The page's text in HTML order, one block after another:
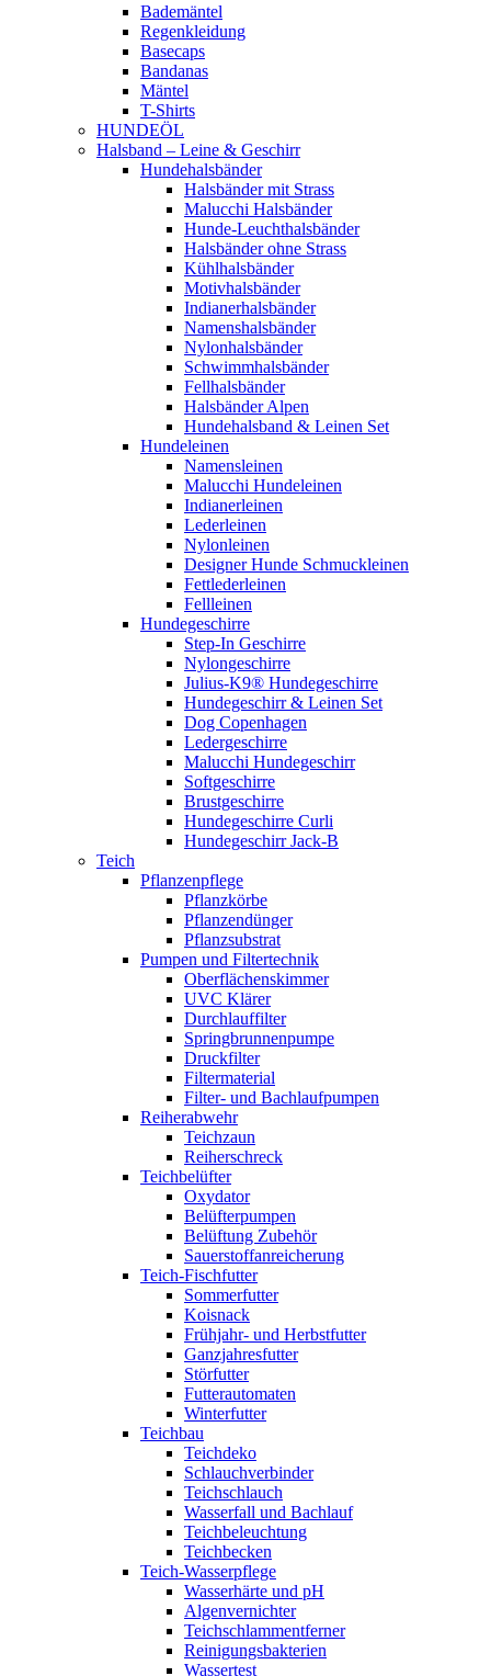
Bademäntel
Regenkleidung
Basecaps
Bandanas
Mäntel
T-Shirts
HUNDEÖL
Halsband – Leine & Geschirr
Hundehalsbänder
Halsbänder mit Strass
Malucchi Halsbänder
Hunde-Leuchthalsbänder
Halsbänder ohne Strass
Kühlhalsbänder
Motivhalsbänder
Indianerhalsbänder
Namenshalsbänder
Nylonhalsbänder
Schwimmhalsbänder
Fellhalsbänder
Halsbänder Alpen
Hundehalsband & Leinen Set
Hundeleinen
Namensleinen
Malucchi Hundeleinen
Indianerleinen
Lederleinen
Nylonleinen
Designer Hunde Schmuckleinen
Fettlederleinen
Fellleinen
Hundegeschirre
Step-In Geschirre
Nylongeschirre
Julius-K9® Hundegeschirre
Hundegeschirr & Leinen Set
Dog Copenhagen
Ledergeschirre
Malucchi Hundegeschirr
Softgeschirre
Brustgeschirre
Hundegeschirre Curli
Hundegeschirr Jack-B
Teich
Pflanzenpflege
Pflanzkörbe
Pflanzendünger
Pflanzsubstrat
Pumpen und Filtertechnik
Oberflächenskimmer
UVC Klärer
Durchlauffilter
Springbrunnenpumpe
Druckfilter
Filtermaterial
Filter- und Bachlaufpumpen
Reiherabwehr
Teichzaun
Reiherschreck
Teichbelüfter
Oxydator
Belüfterpumpen
Belüftung Zubehör
Sauerstoffanreicherung
Teich-Fischfutter
Sommerfutter
Koisnack
Frühjahr- und Herbstfutter
Ganzjahresfutter
Störfutter
Futterautomaten
Winterfutter
Teichbau
Teichdeko
Schlauchverbinder
Teichschlauch
Wasserfall und Bachlauf
Teichbeleuchtung
Teichbecken
Teich-Wasserpflege
Wasserhärte und pH
Algenvernichter
Teichschlammentferner
Reinigungsbakterien
Wassertest